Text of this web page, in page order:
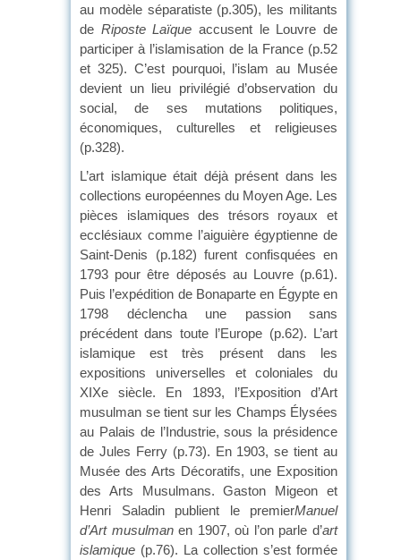
au modèle séparatiste (p.305), les militants
de Riposte Laïqueaccusent le Louvre de
participer à l’islamisation de la France (p.52
et 325). C’est pourquoi, l’islam au Musée
devient un lieu privilégié d’observation du
social, de ses mutations politiques,
économiques, culturelles et religieuses
(p.328).
L’art islamique était déjà présent dans les
collections européennes du Moyen Age. Les
pièces islamiques des trésors royaux et
ecclésiaux comme l’aiguière égyptienne de
Saint-Denis (p.182) furent confisquées en
1793 pour être déposés au Louvre (p.61).
Puis l’expédition de Bonaparte en Égypte en
1798 déclencha une passion sans
précédent dans toute l’Europe (p.62). L’art
islamique est très présent dans les
expositions universelles et coloniales du
XIXe siècle. En 1893, l’Exposition d’Art
musulman se tient sur les Champs Élysées
au Palais de l’Industrie, sous la présidence
de Jules Ferry (p.73). En 1903, se tient au
Musée des Arts Décoratifs, une Exposition
des Arts Musulmans. Gaston Migeon et
Henri Saladin publient le premierManuel
d’Art musulmanen 1907, où l’on parle d’art
islamique (p.76). La collection s’est formée